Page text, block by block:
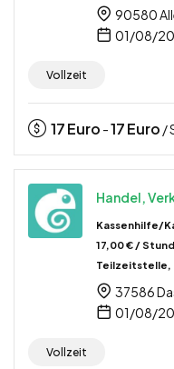
90580
01/08/
Vollzeit
17Euro -17Euro /
Handel,
Kassenhilfe/
17,00 € /
Teilzeitstelle,
37586
01/08/
Vollzeit